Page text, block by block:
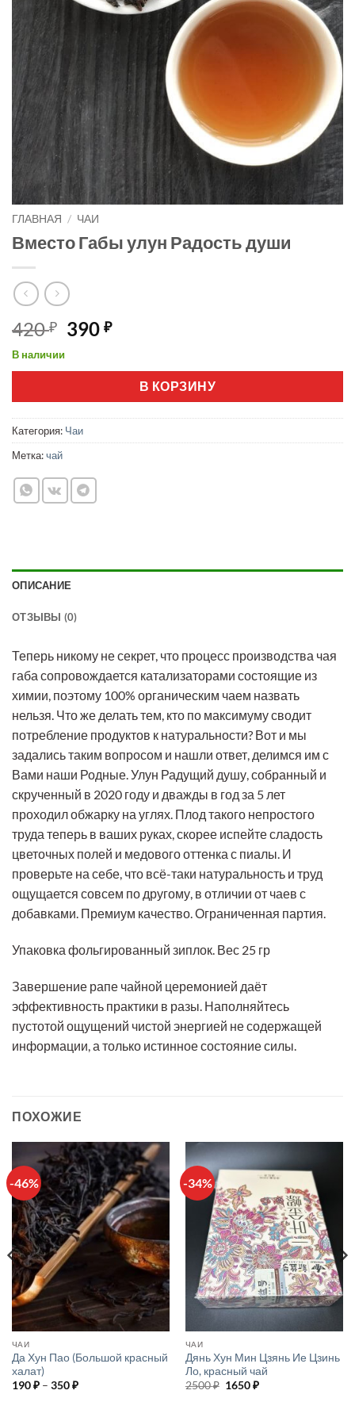
ГЛАВНАЯ / ЧАИ
Вместо Габы улун Радость души
420₽ Первоначальная
составляла
390₽Текущая
390 ₽.
В наличии
В КОРЗИНУ
Категория: Чаи
Метка:чай
ОПИСАНИЕ
ОТЗЫВЫ (0)
Теперь никому не секрет, что процесс производства чая
габа сопровождается катализаторами состоящие из
химии, поэтому 100% органическим чаем назвать
нельзя. Что же делать тем, кто по максимуму сводит
потребление продуктов к натуральности? Вот и мы
задались таким вопросом и нашли ответ, делимся им с
Вами наши Родные. Улун Радущий душу, собранный и
скрученный в 2020 году и дважды в год за 5 лет
проходил обжарку на углях. Плод такого непростого
труда теперь в ваших руках, скорее испейте сладость
цветочных полей и медового оттенка с пиалы. И
проверьте на себе, что всё-таки натуральность и труд
ощущается совсем по другому, в отличии от чаев с
добавками. Премиум качество. Ограниченная партия.
Упаковка фольгированный зиплок. Вес 25 гр
Завершение рапе чайной церемонией даёт
эффективность практики в разы. Наполняйтесь
пустотой ощущений чистой энергией не содержащей
информации, а только истинное состояние силы.
ПОХОЖИЕ
-46%
ЧАИ
Да Хун Пао (Большой красный
халат)
190₽ – 350₽Диапазон
-34%
ЧАИ
Дянь Хун Мин Цзянь Ие Цзинь
Ло, красный чай
2500₽ Первоначальная
1650₽Текущая